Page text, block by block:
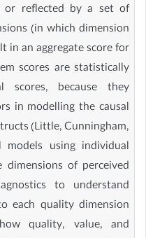
or reflected by a set of
(in which dimension
in an aggregate score for
scores are statistically
scores, because they
in modelling the causal
(Little, Cunningham,
models using individual
of perceived
to understand
each quality dimension
quality, value, and